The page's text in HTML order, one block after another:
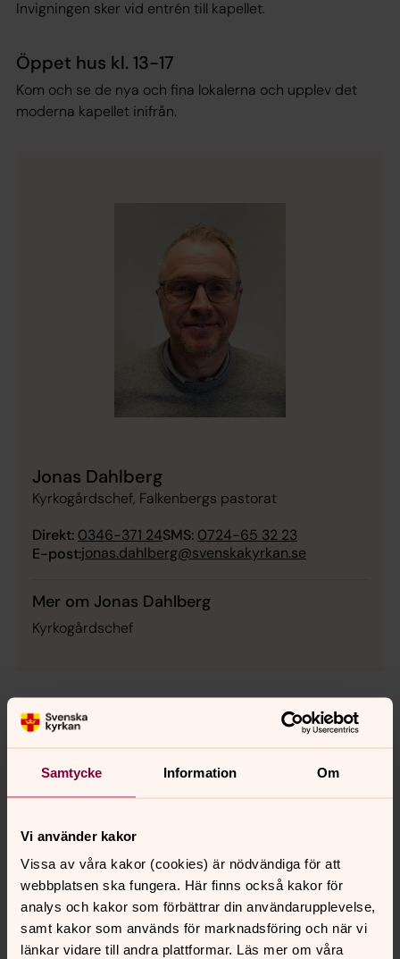
Samtycke Information Om
Vi använder kakor
Vissa av våra kakor (cookies) är nödvändiga för att
webbplatsen ska fungera. Här finns också kakor för
analys och kakor som förbättrar din användarupplevelse,
samt kakor som används för marknadsföring och när vi
länkar vidare till andra plattformar. Läs mer om våra
Invigningen sker vid entrén till kapellet.
Öppet hus kl. 13-17
Kom och se de nya och fina lokalerna och upplev det
moderna kapellet inifrån.
Jonas Dahlberg
Kyrkogårdschef, Falkenbergs pastorat
Direkt: 0346-371 24SMS: 0724-65 32 23
E-post:jonas.dahlberg@svenskakyrkan.se
Mer om Jonas Dahlberg
Kyrkogårdschef